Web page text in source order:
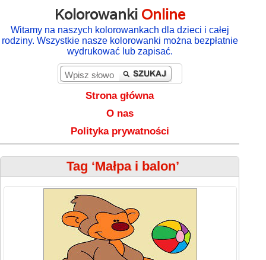
Kolorowanki Online
Witamy na naszych kolorowankach dla dzieci i całej
rodziny. Wszystkie nasze kolorowanki można bezpłatnie
wydrukować lub zapisać.
Strona główna
O nas
Polityka prywatności
Tag ‘Małpa i balon’